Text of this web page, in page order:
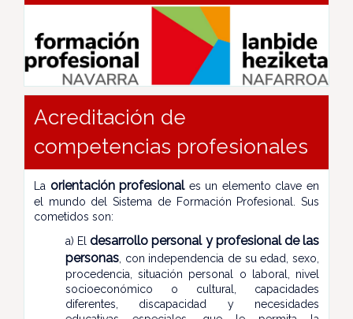
Acreditación de
competencias profesionales
La orientación profesional es un elemento clave en
el mundo del Sistema de Formación Profesional. Sus
cometidos son:
a) Eldesarrollo personal y profesional de las
personas , con independencia de su edad, sexo,
procedencia, situación personal o laboral, nivel
socioeconómico o cultural, capacidades
diferentes, discapacidad y necesidades